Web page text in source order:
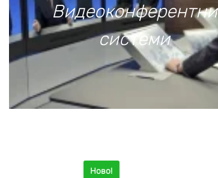
Видеоконферентни
системи
Ново!